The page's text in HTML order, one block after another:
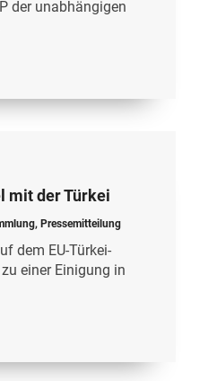
der unabhängigen
mit der Türkei
, Pressemitteilung
dem EU-Türkei-
einer Einigung in